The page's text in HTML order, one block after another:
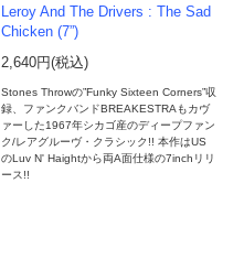
Leroy And The Drivers : The Sad
Chicken (7”)
2,640円(税込)
Stones Throwの”Funky Sixteen Corners”収
録、ファンクバンドBREAKESTRAもカヴ
ァーした1967年シカゴ産のディープファン
ク/レアグルーヴ・クラシック!! 本作はUS
のLuv N' Haightから両A面仕様の7inchリリ
ース!!